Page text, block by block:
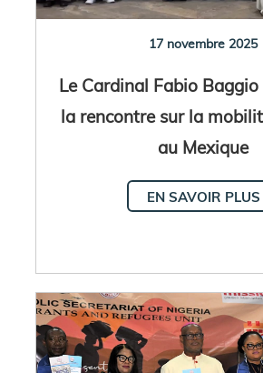
17 novembre 2025
Le Cardinal Fabio
la rencontre sur la
au Mexique
EN SAVOIR PLUS